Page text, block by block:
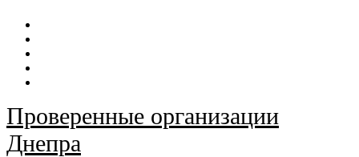
Перейти
контенту
Проверенные организации
Днепра